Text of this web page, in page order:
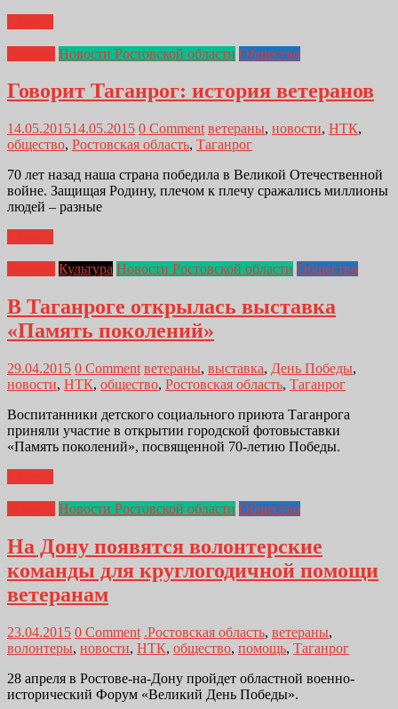
Новости Ростовской области Общество
Говорит Таганрог: история ветеранов
14.05.201514.05.2015 0 Comment ветераны, новости, НТК,
общество, Ростовская область, Таганрог
70 лет назад наша страна победила в Великой Отечественной
войне. Защищая Родину, плечом к плечу сражались миллионы
людей – разные
Культура Новости Ростовской области Общество
В Таганроге открылась выставка
«Память поколений»
29.04.2015 0 Comment ветераны, выставка, День Победы,
новости, НТК, общество, Ростовская область, Таганрог
Воспитанники детского социального приюта Таганрога
приняли участие в открытии городской фотовыставки
«Память поколений», посвященной 70-летию Победы.
Новости Ростовской области Общество
На Дону появятся волонтерские
команды для круглогодичной помощи
ветеранам
23.04.2015 0 Comment .Ростовская область, ветераны,
волонтеры, новости, НТК, общество, помощь, Таганрог
28 апреля в Ростове-на-Дону пройдет областной военно-
исторический Форум «Великий День Победы».